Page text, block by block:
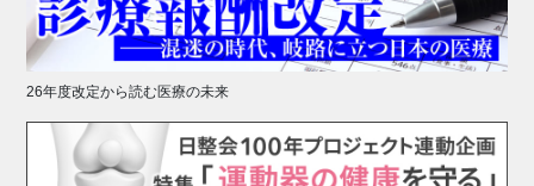
26年度改定から読む医療の未来